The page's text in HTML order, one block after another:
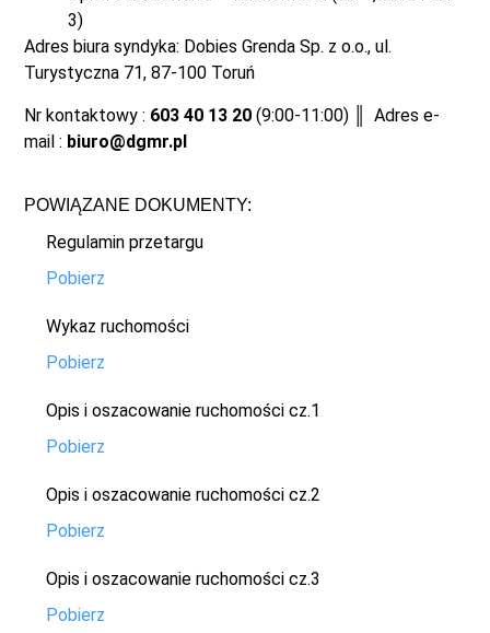
3)
Adres biura syndyka: Dobies Grenda Sp. z o.o., ul.
Turystyczna 71, 87-100 Toruń
Nr kontaktowy : 603 40 13 20 (9:00-11:00) ║ Adres e-
mail : biuro@dgmr.pl
POWIĄZANE DOKUMENTY:
Regulamin przetargu
Pobierz
Wykaz ruchomości
Pobierz
Opis i oszacowanie ruchomości cz.1
Pobierz
Opis i oszacowanie ruchomości cz.2
Pobierz
Opis i oszacowanie ruchomości cz.3
Pobierz